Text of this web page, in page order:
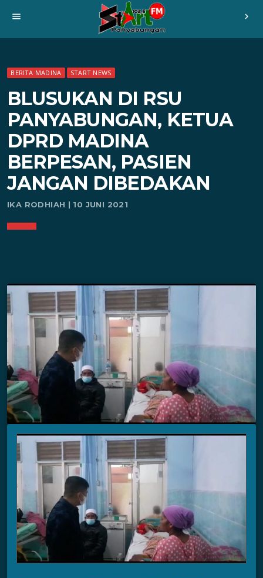
menu chevron_right
BERITA MADINA START NEWS
BLUSUKAN DI RSU
PANYABUNGAN, KETUA
DPRD MADINA
BERPESAN, PASIEN
JANGAN DIBEDAKAN
IKA RODHIAH | 10 JUNI 2021